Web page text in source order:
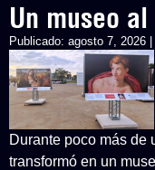
Un museo
Publicado: agosto 7, 2026 |
Durante poco más de
transformó en un